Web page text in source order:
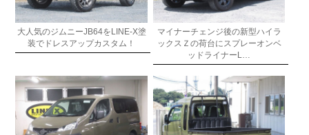
大人気のジムニーJB64をLINE-X塗
装でドレスアップカスタム！
マイナーチェンジ後の新型ハイラ
ックスＺの荷台にスプレーオンベ
ッドライナーL…